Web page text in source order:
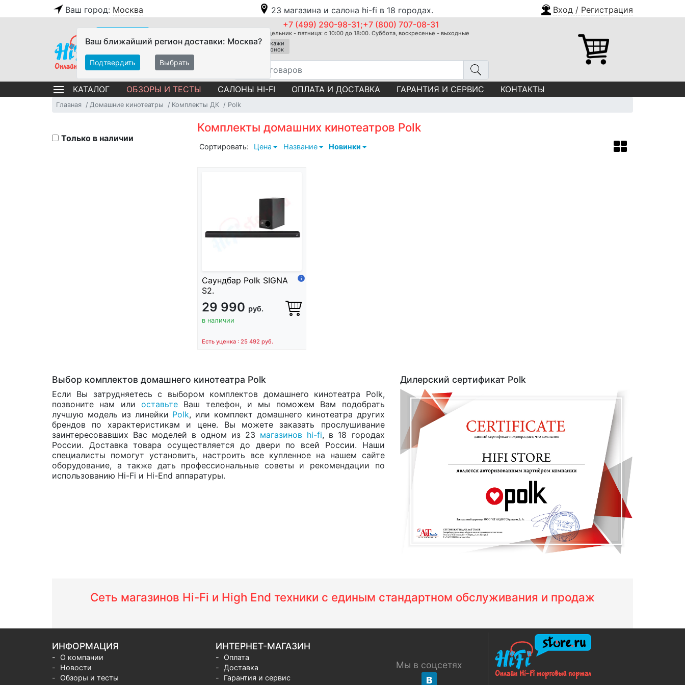
Ваш город: Москва 23 магазина и салона hi-fi в 18 городах. Вход / Регистрация
Ваш ближайший регион доставки: Москва?
Подтвердить Выбрать
+7 (499) 290-98-31;+7 (800) 707-08-31
Понедельник - пятница: с 10:00 до 18:00. Суббота, воскресенье - выходные
Закажи
звонок
КАТАЛОГ ОБЗОРЫ И ТЕСТЫ САЛОНЫ HI-FI ОПЛАТА И ДОСТАВКА ГАРАНТИЯ И СЕРВИС КОНТАКТЫ
Главная Домашние кинотеатры Комплекты ДК Polk
Комплекты домашних кинотеатров Polk
Сортировать: Цена Название Новинки
Саундбар Polk SIGNA
S2.
29 990 руб.
в наличии
Есть уценка : 25 492 руб.
Только в наличии
Выбор комплектов домашнего кинотеатра Polk
Если Вы затрудняетесь с выбором комплектов домашнего кинотеатра Polk,
позвоните нам илиоставьте Ваш телефон, и мы поможем Вам подобрать
лучшую модель из линейки Polk, или комплект домашнего кинотеатра других
брендов по характеристикам и цене. Вы можете заказать прослушивание
заинтересовавших Вас моделей в одном из 23 магазинов hi-fi, в 18 городах
России. Доставка товара осуществляется до двери по всей России. Наши
специалисты помогут установить, настроить все купленное на нашем сайте
оборудование, а также дать профессиональные советы и рекомендации по
использованию Hi-Fi и Hi-End аппаратуры.
Дилерский сертификат Polk
Сеть магазинов Hi-Fi и High End техники с единым стандартном обслуживания и продаж
ИНФОРМАЦИЯ
О компании
Новости
Обзоры и тесты
ИНТЕРНЕТ-МАГАЗИН
Оплата
Доставка
Гарантия и сервис
Мы в соцсетях